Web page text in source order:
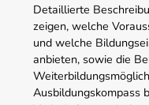
Detaillierte
zeigen, welche
und welche
anbieten, sowie die
Ausbildungskompass